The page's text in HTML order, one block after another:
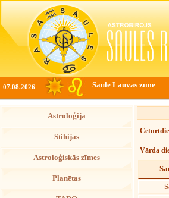
07.08.2026 Saule Lauvas zīmē
Astroloģija
Stihijas
Astroloģiskās zīmes
Planētas
Vārda